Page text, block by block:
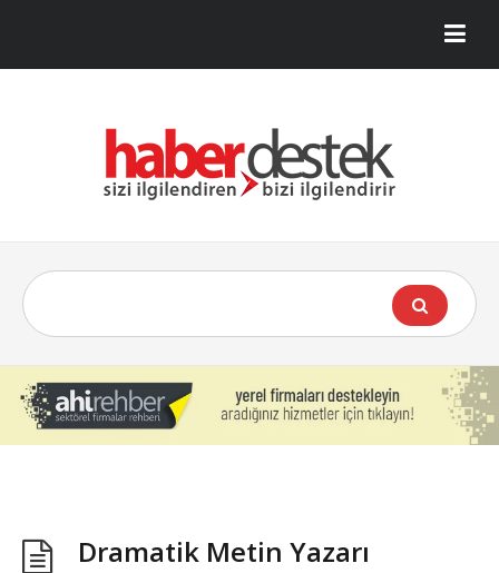
Dramatik Metin Yazarı